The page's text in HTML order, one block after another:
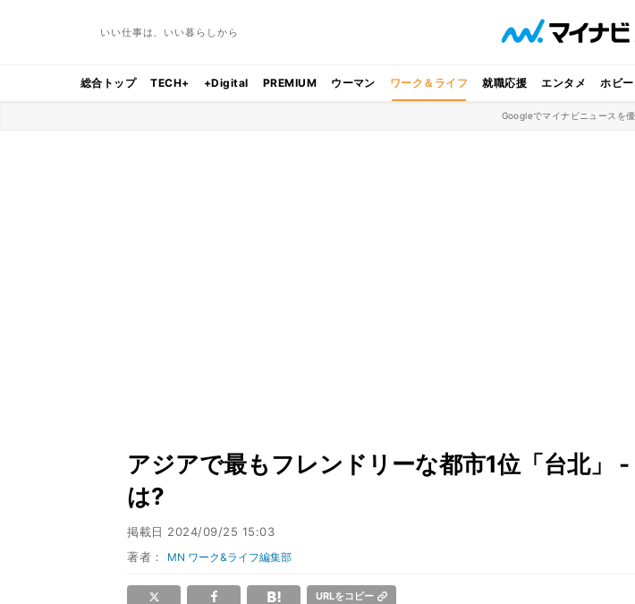
いい仕事は、いい暮らしから
総合トップ TECH+ +Digital PREMIUM ウーマン ワーク＆ライフ 就職応援 エンタメ ホビー
Googleでマイナビニュースを
アジアで最もフレンドリーな都市1位「台北」 -
は?
掲載日 2024/09/25 15:03
著者： MN ワーク&ライフ編集部
URLをコピー